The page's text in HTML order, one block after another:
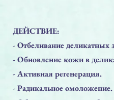
ДЕЙСТВИЕ:
- Отбеливание деликатных
- Обновление кожи в
- Активная регенерация.
- Радикальное омоложение.